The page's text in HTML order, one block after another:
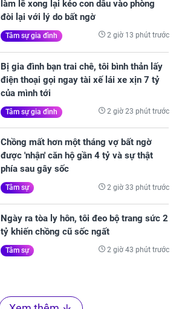
làm lễ xong lại kéo con dâu vào phòng
đòi lại với lý do bất ngờ
Tâm sự gia đình 2 giờ 13 phút trước
Bị gia đình bạn trai chê, tôi bình thản lấy
điện thoại gọi ngay tài xế lái xe xịn 7 tỷ
của mình tới
Tâm sự gia đình 2 giờ 23 phút trước
Chồng mất hơn một tháng vợ bất ngờ
được 'nhận' căn hộ gần 4 tỷ và sự thật
phía sau gây sốc
Tâm sự 2 giờ 33 phút trước
Ngày ra tòa ly hôn, tôi đeo bộ trang sức 2
tỷ khiến chồng cũ sốc ngất
Tâm sự 2 giờ 43 phút trước